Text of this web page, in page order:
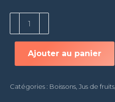
Ajouter au panier
Catégories : Boissons Jus de fruits